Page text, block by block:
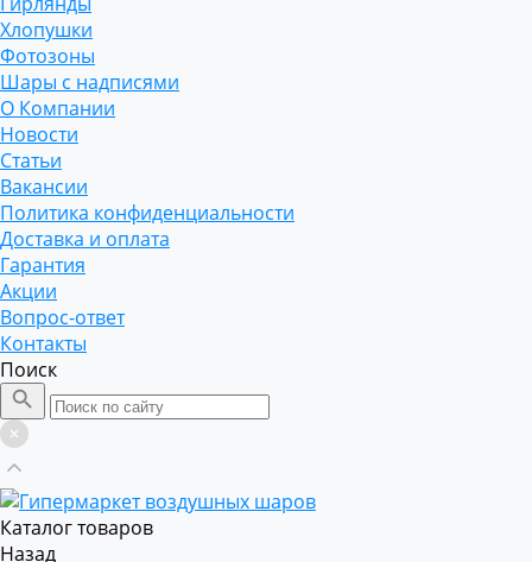
Хлопушки
Фотозоны
Шары с надписями
О Компании
Новости
Статьи
Вакансии
Политика конфиденциальности
Доставка и оплата
Гарантия
Акции
Вопрос-ответ
Контакты
Поиск
Каталог товаров
Назад